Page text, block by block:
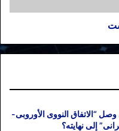
“الاتفاق النووی الأوروبی-
إلى نهایته؟